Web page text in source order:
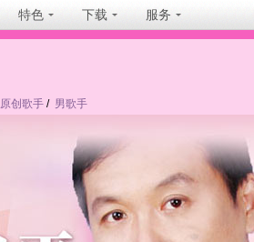
特色 下载 服务
原创歌手 / 男歌手